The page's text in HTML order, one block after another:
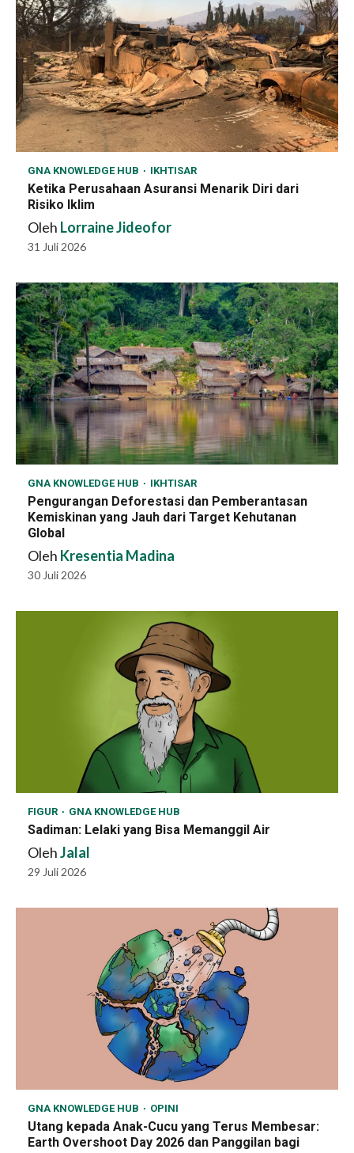
GNA KNOWLEDGE HUB IKHTISAR
Ketika Perusahaan Asuransi Menarik Diri dari
Risiko Iklim
Oleh Lorraine Jideofor
31 Juli 2026
GNA KNOWLEDGE HUB IKHTISAR
Pengurangan Deforestasi dan Pemberantasan
Kemiskinan yang Jauh dari Target Kehutanan
Global
Oleh Kresentia Madina
30 Juli 2026
FIGUR GNA KNOWLEDGE HUB
Sadiman: Lelaki yang Bisa Memanggil Air
OlehJalal
29 Juli 2026
GNA KNOWLEDGE HUB OPINI
Utang kepada Anak-Cucu yang Terus Membesar:
Earth Overshoot Day 2026 dan Panggilan bagi